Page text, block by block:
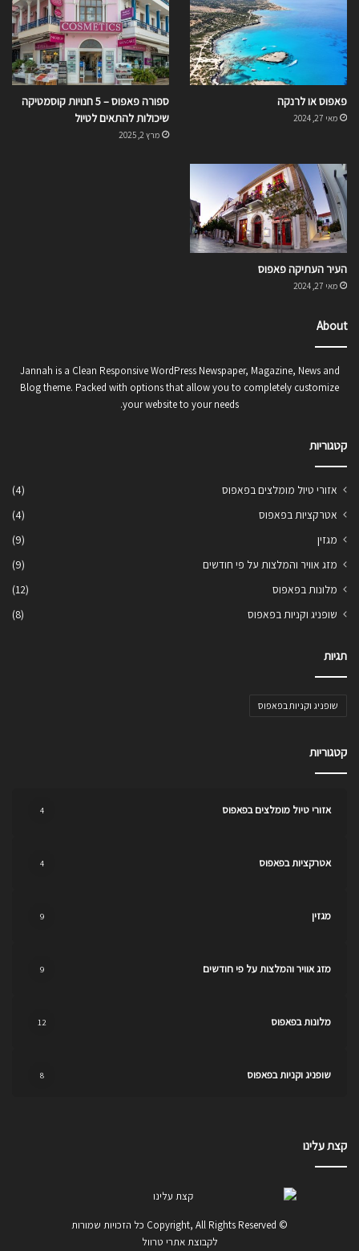
פאפוס או לרנקה
מאי 27, 2024
ספורה פאפוס – 5 חנויות קוסמטיקה
שיכולות להתאים לטיול
מרץ 2, 2025
העיר העתיקה פאפוס
מאי 27, 2024
About
Jannah is a Clean Responsive WordPress Newspaper, Magazine, News and
Blog theme. Packed with options that allow you to completely customize
your website to your needs.
קטגוריות
אזורי טיול מומלצים בפאפוס
(4)
אטרקציות בפאפוס
(4)
מגזין
(9)
מזג אוויר והמלצות על פי חודשים
(9)
מלונות בפאפוס
(12)
שופניג וקניות בפאפוס
(8)
תגיות
שופניג וקניות בפאפוס
קטגוריות
אזורי טיול מומלצים בפאפוס 4
אטרקציות בפאפוס 4
מגזין 9
מזג אוויר והמלצות על פי חודשים 9
מלונות בפאפוס 12
שופניג וקניות בפאפוס 8
קצת עלינו
© Copyright, All Rights Reserved כל הזכויות שמורות
לקבוצת אתרי טרוול